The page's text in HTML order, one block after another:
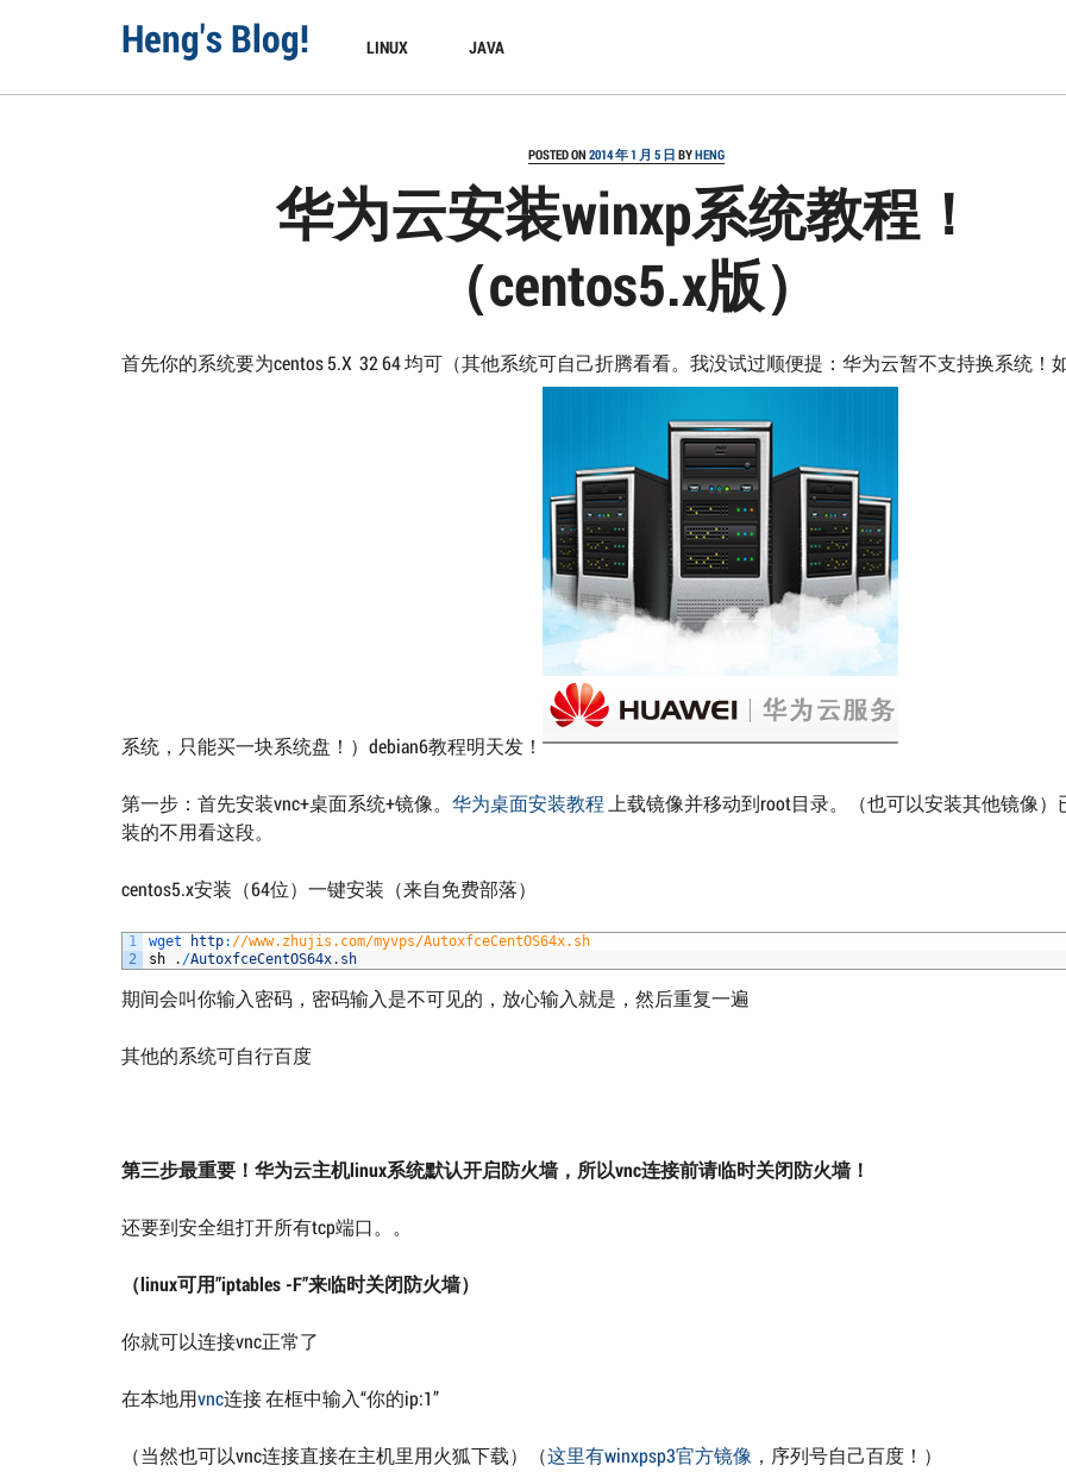
Heng's Blog! LINUX JAVA
POSTED ON 2014 年 1 月 5 日 BYHENG
华为云安装winxp系统教程！
（centos5.x版）
首先你的系统要为centos 5.X 32 64 均可（其他系统可自己折腾看看。我没试过顺便提：华为云暂不支持换系统！
系统，只能买一块系统盘！）debian6教程明天发！
第一步：首先安装vnc+桌面系统+镜像。 华为桌面安装教程 上载镜像并移动到root目录。（也可以安装其他镜像）
装的不用看这段。
centos5.x安装（64位）一键安装（来自免费部落）
1
2
wget http: //www.zhujis.com/myvps/AutoxfceCentOS64x.sh
sh
. /AutoxfceCentOS64x. sh
期间会叫你输入密码，密码输入是不可见的，放心输入就是，然后重复一遍
其他的系统可自行百度
第三步最重要！华为云主机linux系统默认开启防火墙，所以vnc连接前请临时关闭防火墙！
还要到安全组打开所有tcp端口。。
（linux可用”iptables -F”来临时关闭防火墙）
你就可以连接vnc正常了
在本地用vnc连接 在框中输入“你的ip:1”
（当然也可以vnc连接直接在主机里用火狐下载）（这里有winxpsp3官方镜像 ，序列号自己百度！）